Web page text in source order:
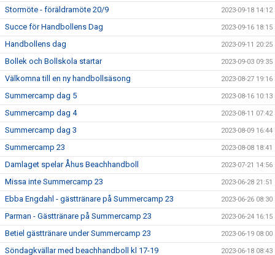
Stormöte - föräldramöte 20/9 2023-09-18 14:12
Succe för Handbollens Dag 2023-09-16 18:15
Handbollens dag 2023-09-11 20:25
Bollek och Bollskola startar 2023-09-03 09:35
Välkomna till en ny handbollsäsong 2023-08-27 19:16
Summercamp dag 5 2023-08-16 10:13
Summercamp dag 4 2023-08-11 07:42
Summercamp dag 3 2023-08-09 16:44
Summercamp 23 2023-08-08 18:41
Damlaget spelar Åhus Beachhandboll 2023-07-21 14:56
Missa inte Summercamp 23 2023-06-28 21:51
Ebba Engdahl - gästtränare på Summercamp 23 2023-06-26 08:30
Parman - Gästtränare på Summercamp 23 2023-06-24 16:15
Betiel gästtränare under Summercamp 23 2023-06-19 08:00
Söndagkvällar med beachhandboll kl 17-19 2023-06-18 08:43